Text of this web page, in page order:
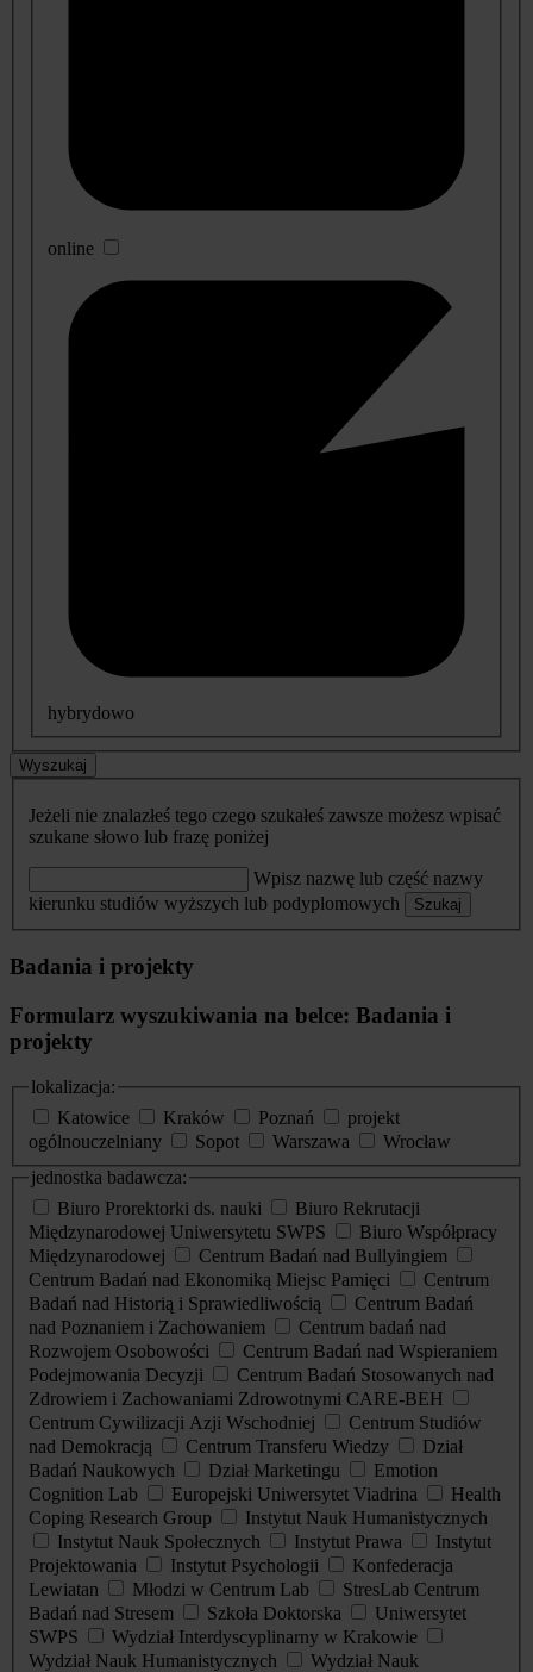
online
hybrydowo
Wyszukaj
Jeżeli nie znalazłeś tego czego szukałeś zawsze możesz wpisać
szukane słowo lub frazę poniżej
Wpisz nazwę lub część nazwy
kierunku studiów wyższych lub podyplomowych
Szukaj
Badania i projekty
Formularz wyszukiwania na belce: Badania i
projekty
lokalizacja:
Katowice
Kraków Poznań
projekt
ogólnouczelniany
Sopot Warszawa
Wrocław
jednostka badawcza:
Biuro Prorektorki ds. nauki
Biuro Rekrutacji
Międzynarodowej Uniwersytetu SWPS
Biuro Współpracy
Międzynarodowej
Centrum Badań nad Bullyingiem
Centrum Badań nad Ekonomiką Miejsc Pamięci
Centrum
Badań nad Historią i Sprawiedliwością
Centrum Badań
nad Poznaniem i Zachowaniem
Centrum badań nad
Rozwojem Osobowości
Centrum Badań nad Wspieraniem
Podejmowania Decyzji
Centrum Badań Stosowanych nad
Zdrowiem i Zachowaniami Zdrowotnymi CARE-BEH
Centrum Cywilizacji Azji Wschodniej
Centrum Studiów
nad Demokracją
Centrum Transferu Wiedzy
Dział
Badań Naukowych
Dział Marketingu
Emotion
Cognition Lab
Europejski Uniwersytet Viadrina
Health
Coping Research Group
Instytut Nauk Humanistycznych
Instytut Nauk Społecznych
Instytut Prawa
Instytut
Projektowania
Instytut Psychologii
Konfederacja
Lewiatan
Młodzi w Centrum Lab
StresLab Centrum
Badań nad Stresem
Szkoła Doktorska
Uniwersytet
SWPS
Wydział Interdyscyplinarny w Krakowie
Wydział Nauk Humanistycznych
Wydział Nauk